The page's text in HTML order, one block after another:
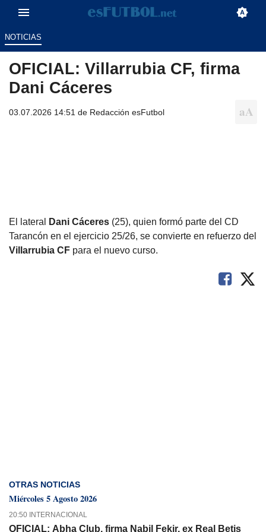
NOTICIAS
OFICIAL: Villarrubia CF, firma
Dani Cáceres
03.07.2026 14:51 de Redacción esFutbol
El lateral Dani Cáceres (25), quien formó parte del CD
Tarancón en el ejercicio 25/26, se convierte en refuerzo del
Villarrubia CF para el nuevo curso.
OTRAS NOTICIAS
Miércoles 5 Agosto 2026
20:50 INTERNACIONAL
OFICIAL: Abha Club, firma Nabil Fekir, ex Real Betis